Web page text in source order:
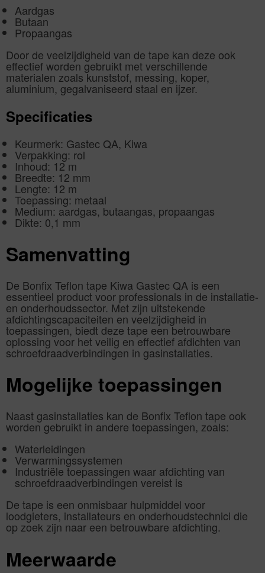
Aardgas
Butaan
Propaangas
Door de veelzijdigheid van de tape kan deze ook
effectief worden gebruikt met verschillende
materialen zoals kunststof, messing, koper,
aluminium, gegalvaniseerd staal en ijzer.
Specificaties
Keurmerk: Gastec QA, Kiwa
Verpakking: rol
Inhoud: 12 m
Breedte: 12 mm
Lengte: 12 m
Toepassing: metaal
Medium: aardgas, butaangas, propaangas
Dikte: 0,1 mm
Samenvatting
De Bonfix Teflon tape Kiwa Gastec QA is een
essentieel product voor professionals in de installatie-
en onderhoudssector. Met zijn uitstekende
afdichtingscapaciteiten en veelzijdigheid in
toepassingen, biedt deze tape een betrouwbare
oplossing voor het veilig en effectief afdichten van
schroefdraadverbindingen in gasinstallaties.
Mogelijke toepassingen
Naast gasinstallaties kan de Bonfix Teflon tape ook
worden gebruikt in andere toepassingen, zoals:
Waterleidingen
Verwarmingssystemen
Industriële toepassingen waar afdichting van
schroefdraadverbindingen vereist is
De tape is een onmisbaar hulpmiddel voor
loodgieters, installateurs en onderhoudstechnici die
op zoek zijn naar een betrouwbare afdichting.
Meerwaarde